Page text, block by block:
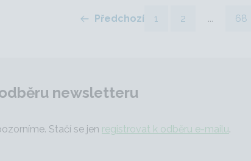
Předchozí 1 2 ... 68
newsletteru
Stačí se jen registrovat k odběru e-mailu.